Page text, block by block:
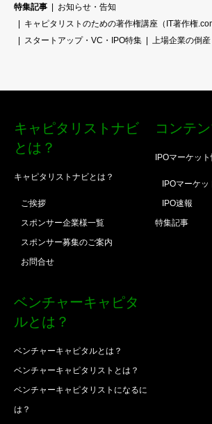
特集記事
お知らせ・告知
キャピタリストのための著作権講座（IT著作権
スタートアップ・VC・IPO特集
上場企業の倒産
キャピタリストナビ
とは？
キャピタリストナビとは？
ご挨拶
スポンサー企業様一覧
スポンサー募集のご案内
お問合せ
コンテ
IPOマーケッ
IPOマーケ
IPO速報
特集記事
ベンチャーキャピタ
ルとは？
ベンチャーキャピタルとは？
ベンチャーキャピタリストとは？
ベンチャーキャピタリストになるに
は？